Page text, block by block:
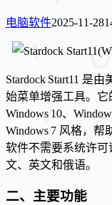
电脑软件2025-11-28
Stardock Start11 是
始菜单增强工具。它
Windows 10、
Windows 7 风格，帮
软件不需要系统许
文、英文和俄语。
二、主要功能